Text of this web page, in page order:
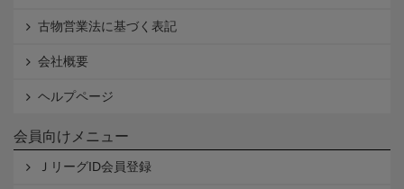
古物営業法に基づく表記
会社概要
ヘルプページ
会員向けメニュー
ＪリーグID会員登録